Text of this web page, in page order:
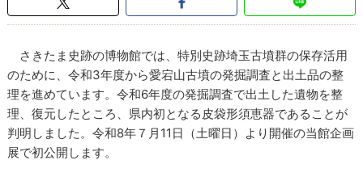
さきたま史跡の博物館では、特別史跡埼玉古墳群の保存活用
のために、令和3年度から愛宕山古墳の発掘調査と出土品の整
理を進めています。令和6年度の発掘調査で出土した遺物を整
理、復元したところ、県内初となる皮袋形須恵器であることが
判明しました。令和8年７月11日（土曜日）より開催の当館企画
展で初公開します。